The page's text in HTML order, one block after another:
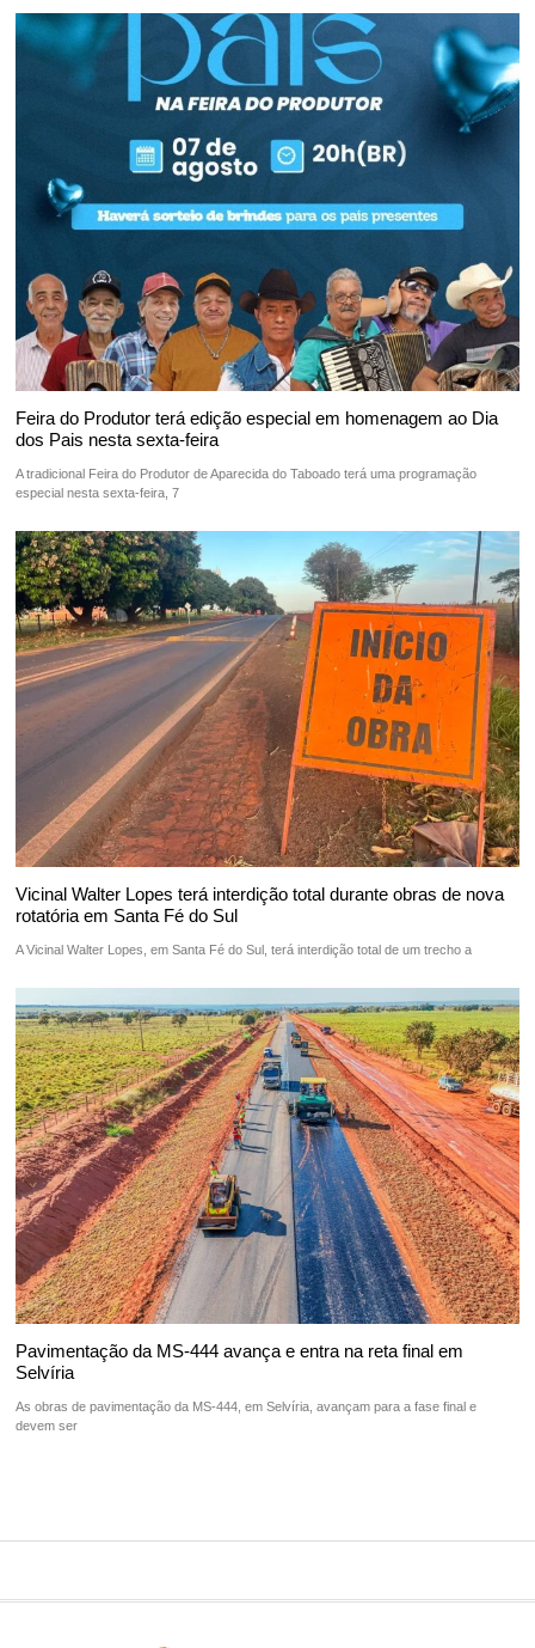
Feira do Produtor terá edição especial em homenagem ao Dia
dos Pais nesta sexta-feira
A tradicional Feira do Produtor de Aparecida do Taboado terá uma programação
especial nesta sexta-feira, 7
Vicinal Walter Lopes terá interdição total durante obras de nova
rotatória em Santa Fé do Sul
A Vicinal Walter Lopes, em Santa Fé do Sul, terá interdição total de um trecho a
Pavimentação da MS-444 avança e entra na reta final em
Selvíria
As obras de pavimentação da MS-444, em Selvíria, avançam para a fase final e
devem ser